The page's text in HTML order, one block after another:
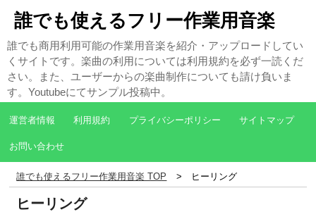
誰でも使えるフリー作業用音楽
誰でも商用利用可能の作業用音楽を紹介・アップロードしてい
くサイトです。楽曲の利用については利用規約を必ず一読くだ
さい。また、ユーザーからの楽曲制作についても請け負いま
す。Youtubeにてサンプル投稿中。
運営者情報 利用規約 プライバシーポリシー サイトマップ
お問い合わせ
誰でも使えるフリー作業用音楽 TOP ヒーリング
ヒーリング